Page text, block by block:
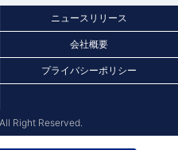
ニュースリリース
会社概要
プライバシーポリシー
Right Reserved.